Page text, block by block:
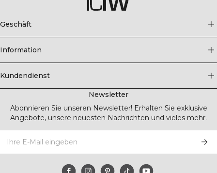
Geschäft
Information
Kundendienst
Newsletter
Abonnieren Sie unseren Newsletter! Erhalten Sie exklusive
Angebote, unsere neuesten Nachrichten und vieles mehr.